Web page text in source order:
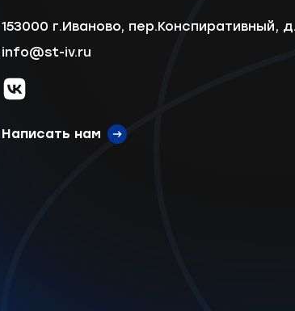
153000 г.Иваново, пер.Конспиративный,
info@st-iv.ru
vk.com
Написать нам
Отправить